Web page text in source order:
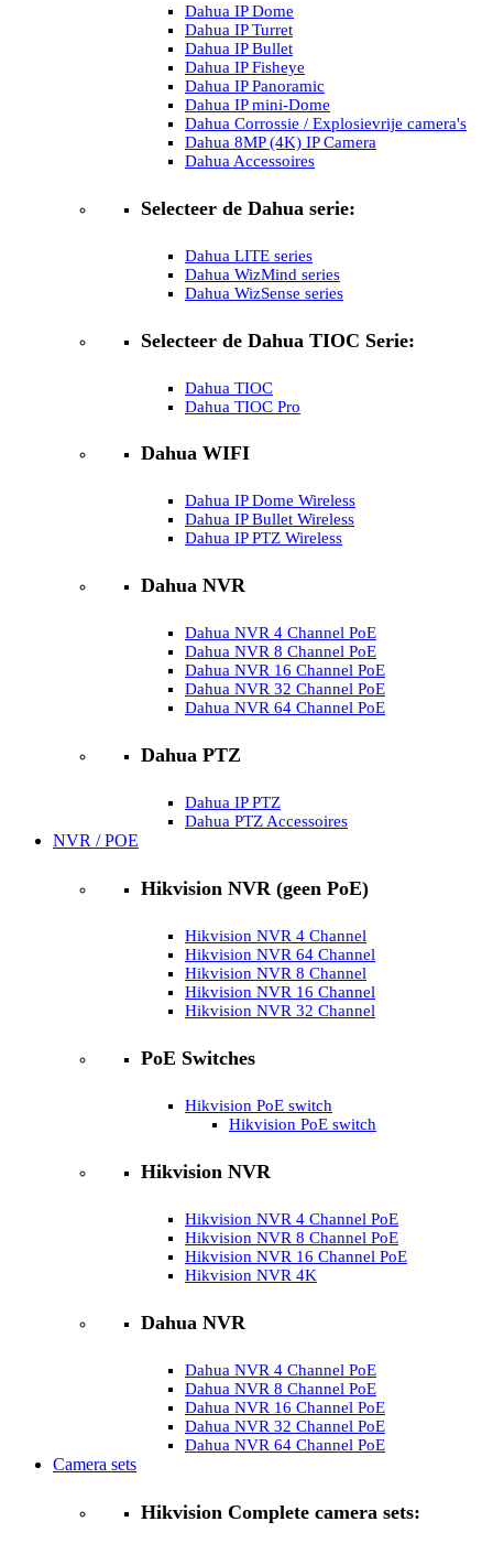
Dahua IP Dome
Dahua IP Turret
Dahua IP Bullet
Dahua IP Fisheye
Dahua IP Panoramic
Dahua IP mini-Dome
Dahua Corrossie / Explosievrije camera's
Dahua 8MP (4K) IP Camera
Dahua Accessoires
Selecteer de Dahua serie:
Dahua LITE series
Dahua WizMind series
Dahua WizSense series
Selecteer de Dahua TIOC Serie:
Dahua TIOC
Dahua TIOC Pro
Dahua WIFI
Dahua IP Dome Wireless
Dahua IP Bullet Wireless
Dahua IP PTZ Wireless
Dahua NVR
Dahua NVR 4 Channel PoE
Dahua NVR 8 Channel PoE
Dahua NVR 16 Channel PoE
Dahua NVR 32 Channel PoE
Dahua NVR 64 Channel PoE
Dahua PTZ
Dahua IP PTZ
Dahua PTZ Accessoires
NVR / POE
Hikvision NVR (geen PoE)
Hikvision NVR 4 Channel
Hikvision NVR 64 Channel
Hikvision NVR 8 Channel
Hikvision NVR 16 Channel
Hikvision NVR 32 Channel
PoE Switches
Hikvision PoE switch
Hikvision PoE switch
Hikvision NVR
Hikvision NVR 4 Channel PoE
Hikvision NVR 8 Channel PoE
Hikvision NVR 16 Channel PoE
Hikvision NVR 4K
Dahua NVR
Dahua NVR 4 Channel PoE
Dahua NVR 8 Channel PoE
Dahua NVR 16 Channel PoE
Dahua NVR 32 Channel PoE
Dahua NVR 64 Channel PoE
Camera sets
Hikvision Complete camera sets: